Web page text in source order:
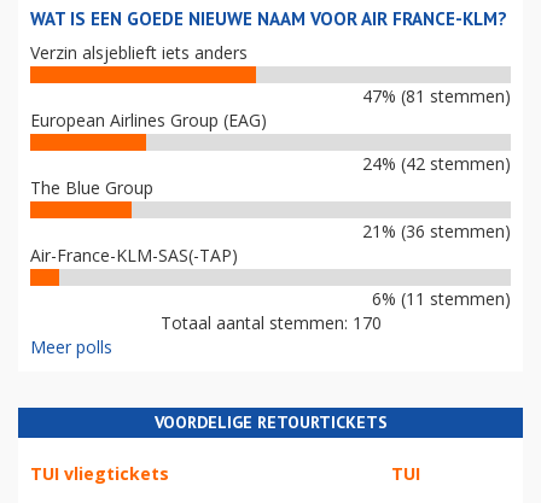
WAT IS EEN GOEDE NIEUWE NAAM VOOR AIR FRANCE-KLM?
Verzin alsjeblieft iets anders
47% (81 stemmen)
European Airlines Group (EAG)
24% (42 stemmen)
The Blue Group
21% (36 stemmen)
Air-France-KLM-SAS(-TAP)
6% (11 stemmen)
Totaal aantal stemmen: 170
Meer polls
VOORDELIGE RETOURTICKETS
TUI vliegtickets TUI